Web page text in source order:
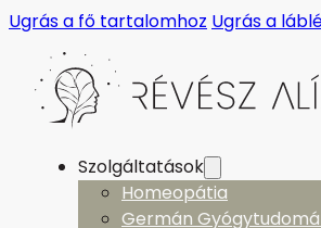
Ugrás a fő tartalomhoz Ugrás a
Szolgáltatások
Homeopátia
Germán